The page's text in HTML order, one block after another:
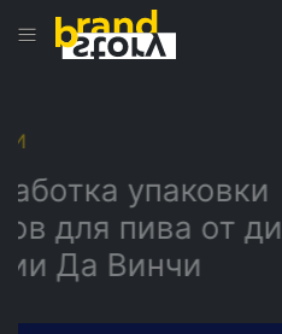
упаковки
пива от дизайн
Винчи